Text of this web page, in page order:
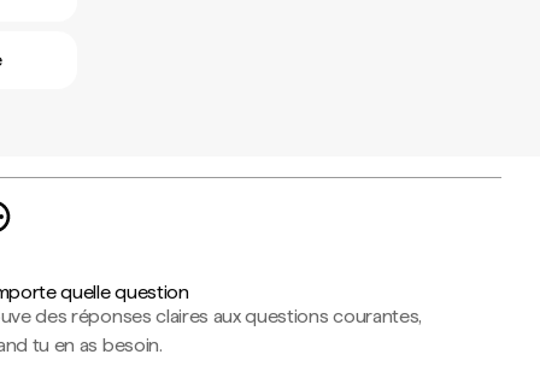
quelle question
des réponses claires aux questions courantes,
tu en as besoin.